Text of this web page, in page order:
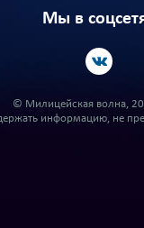
Мы в
© Милицейская волна,
информацию, не